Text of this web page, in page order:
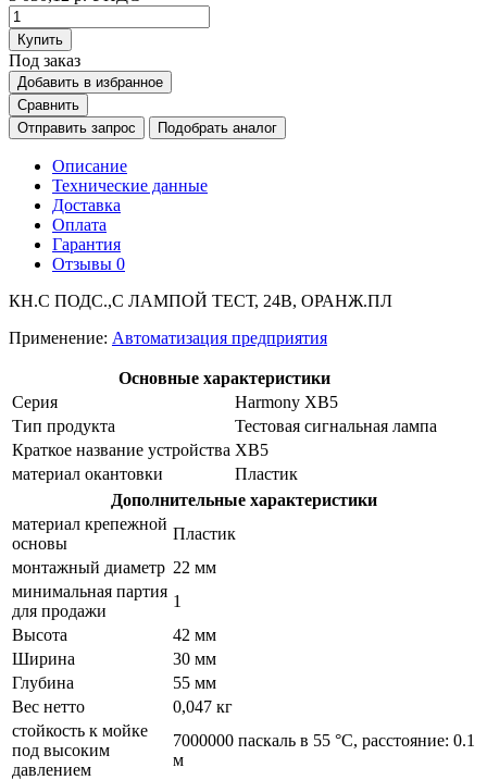
Купить
Под заказ
Добавить в избранное
Сравнить
Отправить запрос
Подобрать аналог
Описание
Технические данные
Доставка
Оплата
Гарантия
Отзывы 0
КН.С ПОДС.,С ЛАМПОЙ ТЕСТ, 24В, ОРАНЖ.ПЛ
Применение: Автоматизация предприятия
Основные характеристики
Серия
Harmony XB5
Тип продукта
Тестовая сигнальная лампа
Краткое название устройства XB5
материал окантовки
Пластик
Дополнительные характеристики
материал крепежной
основы
Пластик
монтажный диаметр 22 мм
минимальная партия
для продажи
1
Высота
42 мм
Ширина
30 мм
Глубина
55 мм
Вес нетто
0,047 кг
стойкость к мойке
под высоким
давлением
7000000 паскаль в 55 °C, расстояние: 0.1
м